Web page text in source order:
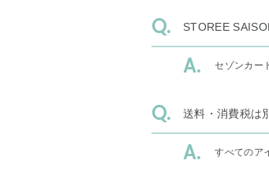
STOREE
セゾンカー
送料・消費税は
すべてのア